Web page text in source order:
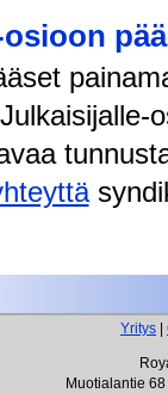
Yritys
Muotialantie